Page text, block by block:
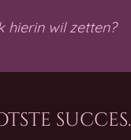
hierin wil zetten?